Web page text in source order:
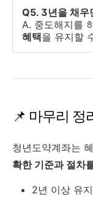
Q5. 3년을 채우
A. 중도해지를
혜택을 유지할
📌 마무리 정
청년도약계좌는
확한 기준과 절차
2년 이상 유